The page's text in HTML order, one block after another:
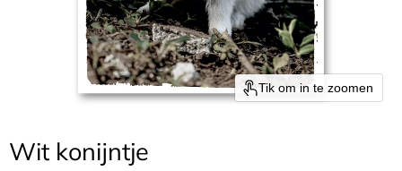
Tik om in te zoomen
Wit konijntje